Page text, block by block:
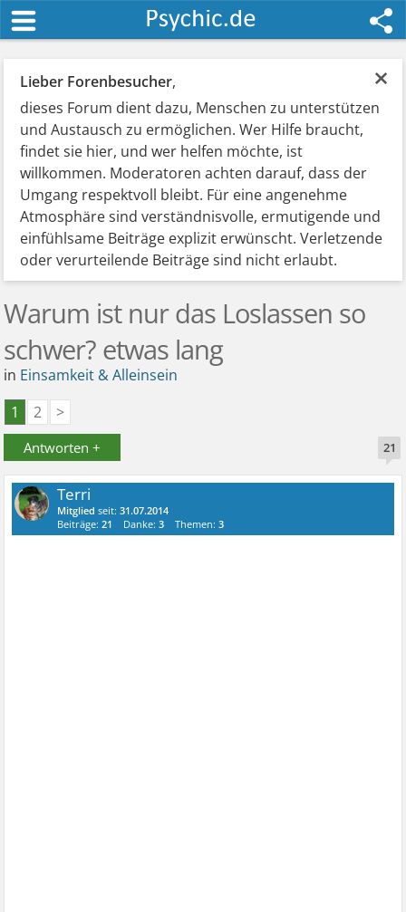
×
Lieber Forenbesucher,
dieses Forum dient dazu, Menschen zu unterstützen
und Austausch zu ermöglichen. Wer Hilfe braucht,
findet sie hier, und wer helfen möchte, ist
willkommen. Moderatoren achten darauf, dass der
Umgang respektvoll bleibt. Für eine angenehme
Atmosphäre sind verständnisvolle, ermutigende und
einfühlsame Beiträge explizit erwünscht. Verletzende
oder verurteilende Beiträge sind nicht erlaubt.
Warum ist nur das Loslassen so
schwer? etwas lang
in Einsamkeit & Alleinsein
1
2 >
Antworten + 21
Terri
Mitglied seit:31.07.2014
Beiträge:21 Danke:3 Themen:3